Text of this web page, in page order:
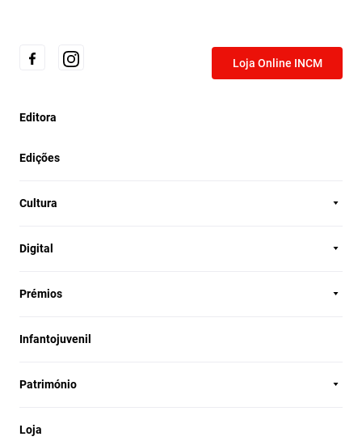
Loja Online INCM
Editora
Edições
Cultura
Digital
Prémios
Infantojuvenil
Património
Loja